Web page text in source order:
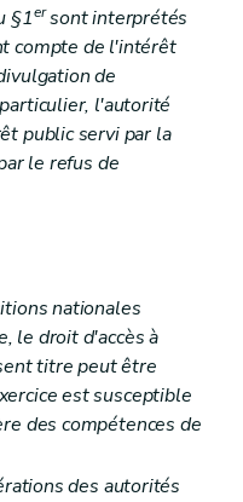
§1ersont interprétés
compte de l'intérêt
de
l'autorité
public servi par la
le refus de
nationales
le droit d'accès à
titre peut être
est susceptible
des compétences de
des autorités